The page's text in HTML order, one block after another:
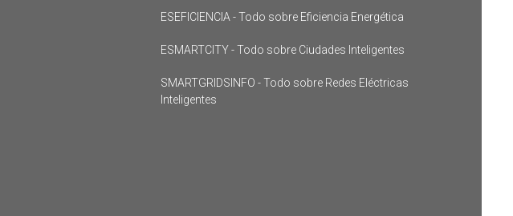
ESEFICIENCIA - Todo sobre Eficiencia Energética
ESMARTCITY - Todo sobre Ciudades Inteligentes
SMARTGRIDSINFO - Todo sobre Redes Eléctricas
Inteligentes